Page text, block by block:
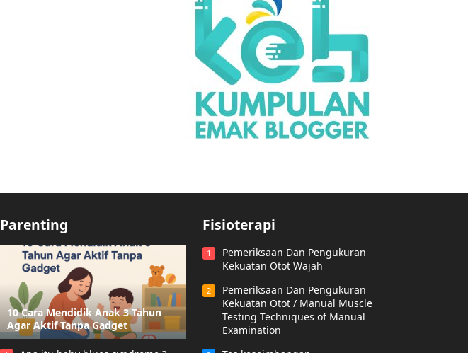
Parenting
10 Cara Mendidik Anak 3 Tahun
Agar Aktif Tanpa Gadget
Fisioterapi
1
Pemeriksaan Dan Pengukuran
Kekuatan Otot Wajah
2
Pemeriksaan Dan Pengukuran
Kekuatan Otot / Manual Muscle
Testing Techniques of Manual
Examination